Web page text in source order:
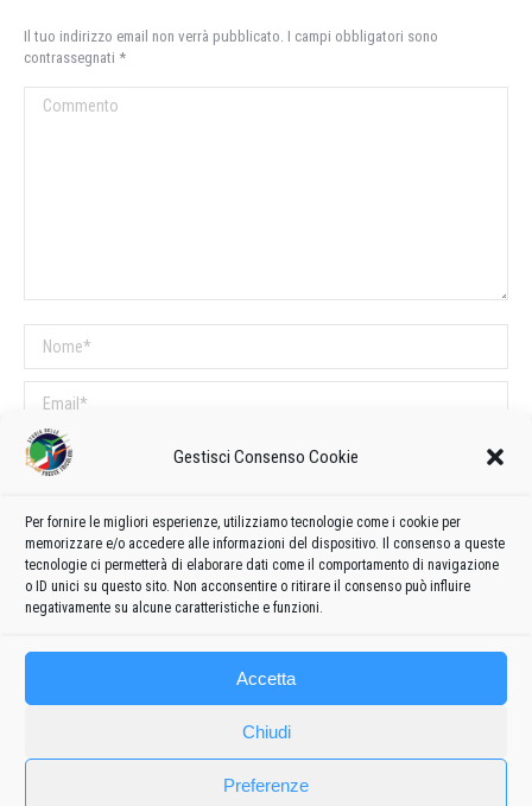
Gestisci Consenso Cookie
Per fornire le migliori esperienze, utilizziamo tecnologie come i cookie per
memorizzare e/o accedere alle informazioni del dispositivo. Il consenso a queste
tecnologie ci permetterà di elaborare dati come il comportamento di navigazione
o ID unici su questo sito. Non acconsentire o ritirare il consenso può influire
negativamente su alcune caratteristiche e funzioni.
Accetta
Chiudi
Preferenze
Il tuo indirizzo email non verrà pubblicato. I campi obbligatori sono
contrassegnati *
Commento
Nome *
Email *
Sito web
COMMENTI SUL POST
Questo sito utilizza Akismet per ridurre lo spam.Scopri come vengono
elaborati i dati derivati dai commenti.